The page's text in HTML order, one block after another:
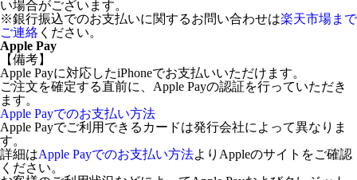
い場合がございます。
※銀行振込でのお支払いに関するお問い合わせは楽天市場まで
ご連絡 ください。
Apple Pay
【備考】
Apple Payに対応したiPhoneでお支払いいただけます。
ご注文を確定する直前に、Apple Payの認証を行っていただき
ます。
Apple Payでのお支払い方法
Apple Payでご利用できるカードは発行会社によって異なりま
す。
詳細はApple Payでのお支払い方法よりAppleのサイトをご確認
ください。